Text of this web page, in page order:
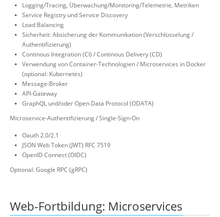
Logging/Tracing, Überwachung/Monitoring/Telemetrie, Metriken
Service Registry und Service Discovery
Load Balancing
Sicherheit: Absicherung der Kommunikation (Verschlüsselung /
Authentifizierung)
Continous Integration (CI) / Continous Delivery (CD)
Verwendung von Container-Technologien / Microservices in Docker
(optional: Kubernetes)
Message-Broker
API-Gateway
GraphQL und/oder Open Data Protocol (ODATA)
Microservice-Authentifizierung / Single-Sign-On
Oauth 2.0/2.1
JSON Web Token (JWT) RFC 7519
OpenID Connect (OIDC)
Optional: Google RPC (gRPC)
Web-Fortbildung: Microservices